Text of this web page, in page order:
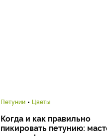
Петунии Цветы
Когда и как правильно
пикировать петунию: